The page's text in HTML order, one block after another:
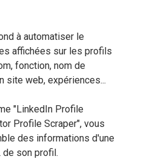
à automatiser le
affichées sur les profils
fonction, nom de
site web, expériences...
"LinkedIn Profile
Profile Scraper", vous
des informations d'une
de son profil.